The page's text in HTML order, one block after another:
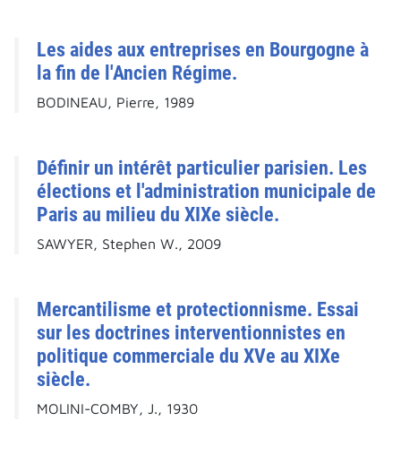
Les aides aux entreprises en Bourgogne à
la fin de l'Ancien Régime.
BODINEAU, Pierre, 1989
Définir un intérêt particulier parisien. Les
élections et l'administration municipale de
Paris au milieu du XIXe siècle.
SAWYER, Stephen W., 2009
Mercantilisme et protectionnisme. Essai
sur les doctrines interventionnistes en
politique commerciale du XVe au XIXe
siècle.
MOLINI-COMBY, J., 1930